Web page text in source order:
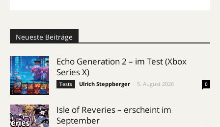
Neueste Beiträge
Echo Generation 2 – im Test (Xbox
Series X)
Tests Ulrich Steppberger 5. August 2026 0
Isle of Reveries – erscheint im
September